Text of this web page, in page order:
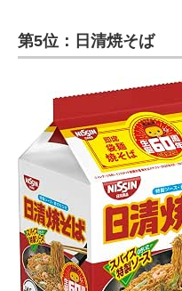
第5位：日清焼そば